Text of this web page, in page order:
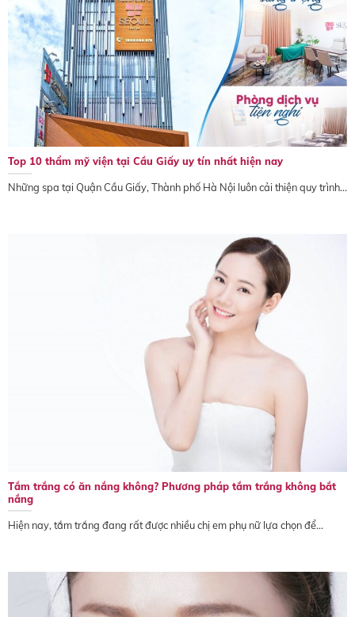
Top 10 thẩm mỹ viện tại Cầu Giấy uy tín nhất hiện nay
Những spa tại Quận Cầu Giấy, Thành phố Hà Nội luôn cải thiện quy trình...
Tắm trắng có ăn nắng không? Phương pháp tắm trắng không bắt
nắng
Hiện nay, tắm trắng đang rất được nhiều chị em phụ nữ lựa chọn để...